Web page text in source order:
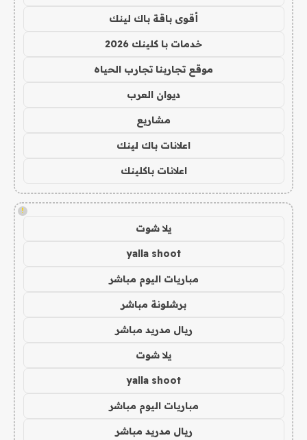
أقوى باقة باك لينك
خدمات با كلينك 2026
موقع تجاربنا تجارب الحياه
ديوان العرب
مشاريع
اعلانات باك لينك
اعلانات باكلينك
!
يلا شوت
yalla shoot
مباريات اليوم مباشر
برشلونة مباشر
ريال مدريد مباشر
يلا شوت
yalla shoot
مباريات اليوم مباشر
ريال مدريد مباشر